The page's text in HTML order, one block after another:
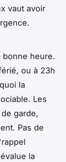
vaut avoir
bonne heure.
ou à 23h
la
Les
garde,
Pas de
la